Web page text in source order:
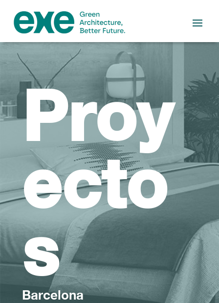
Proy
ecto
s
Barcelona